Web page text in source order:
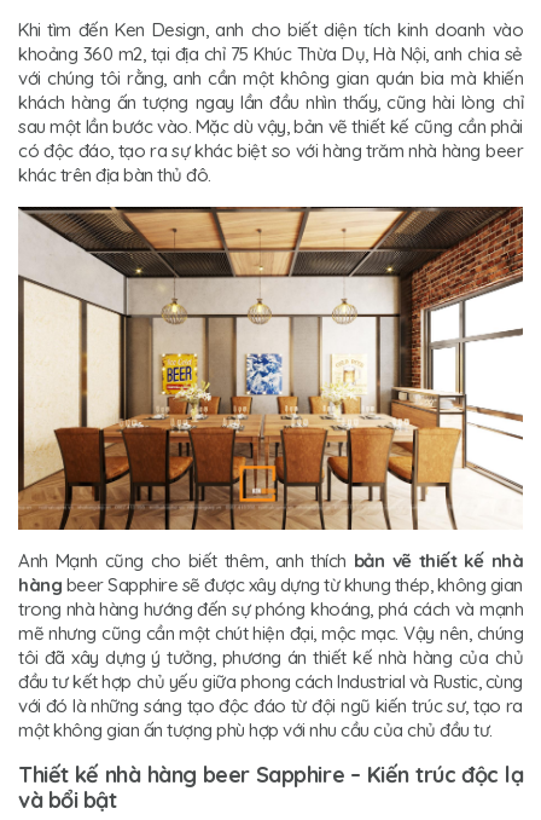
Khi tìm đến Ken Design, anh cho biết diện tích kinh doanh vào
khoảng 360 m2, tại địa chỉ 75 Khúc Thừa Dụ, Hà Nội, anh chia sẻ
với chúng tôi rằng, anh cần một không gian quán bia mà khiến
khách hàng ấn tượng ngay lần đầu nhìn thấy, cũng hài lòng chỉ
sau một lần bước vào. Mặc dù vậy, bản vẽ thiết kế cũng cần phải
có độc đáo, tạo ra sự khác biệt so với hàng trăm nhà hàng beer
khác trên địa bàn thủ đô.
Anh Mạnh cũng cho biết thêm, anh thích bản vẽ thiết kế nhà
hàng beer Sapphire sẽ được xây dựng từ khung thép, không gian
trong nhà hàng hướng đến sự phóng khoáng, phá cách và mạnh
mẽ nhưng cũng cần một chút hiện đại, mộc mạc. Vậy nên, chúng
tôi đã xây dựng ý tưởng, phương án thiết kế nhà hàng của chủ
đầu tư kết hợp chủ yếu giữa phong cách Industrial và Rustic, cùng
với đó là những sáng tạo độc đáo từ đội ngũ kiến trúc sư, tạo ra
một không gian ấn tượng phù hợp với nhu cầu của chủ đầu tư.
Thiết kế nhà hàng beer Sapphire – Kiến trúc độc lạ
và bổi bật